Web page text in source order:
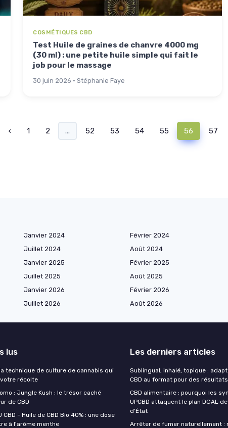
COSMÉTIQUES CBD
Test Huile de graines de chanvre 4000 mg
(30 ml) : une petite huile simple qui fait le
job pour le massage
30 juin 2026 · Stéphanie Faye
‹ 1 2 ... 52 53 54 55 56 57
Janvier 2024 Février 2024
Juillet 2024 Août 2024
Janvier 2025 Février 2025
Juillet 2025 Août 2025
Janvier 2026 Février 2026
Juillet 2026 Août 2026
lus
technique de culture de cannabis qui
récolte
: Jungle Kush : le trésor caché
de CBD
CBD - Huile de CBD Bio 40% : une dose
à l'arôme menthe
Les derniers articles
Sublingual, inhalé, topique :
CBD au format pour des
CBD alimentaire : pourquoi les
UPCBD attaquent le plan DGAL
d'État
Arrêter de fumer naturellement :